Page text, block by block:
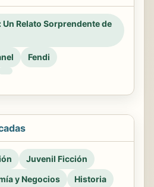
Relato Sorprendente de
Fendi
Juvenil Ficción
y Negocios Historia